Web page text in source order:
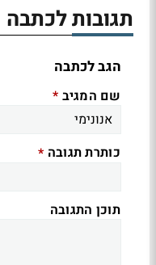
תגובות לכתבה
הגב לכתבה
שם המגיב *
כותרת תגובה *
תוכן התגובה